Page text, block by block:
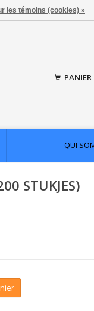
QUI
STUKJES)
les témoins (cookies) »